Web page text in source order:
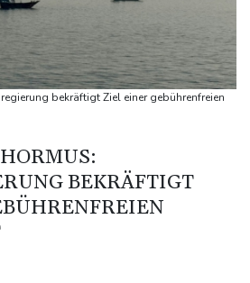
Notstand in British Columbia ausgerufen -
zur Drohensicherheit in Deutschland
in Streit um Straße von Hormus
macht gesamte Vorbereitung mit
bekräftigt Ziel einer gebührenfreien
B
BEKRÄFTIGT Z
D